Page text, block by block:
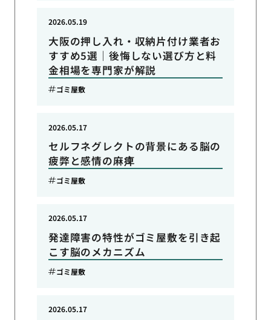
大阪の押し入れ・収納片付け業者お
すすめ5選｜後悔しない選び方と料
金相場を専門家が解説
2026.05.19
ゴミ屋敷
セルフネグレクトの背景にある脳の
疲弊と感情の麻痺
2026.05.17
ゴミ屋敷
発達障害の特性がゴミ屋敷を引き起
こす脳のメカニズム
2026.05.17
ゴミ屋敷
2026.05.17